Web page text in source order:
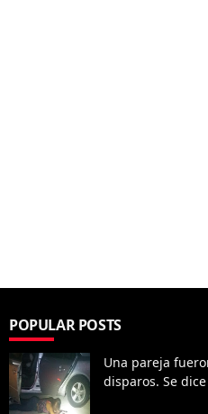
POPULAR POSTS
Una pareja
disparos. Se